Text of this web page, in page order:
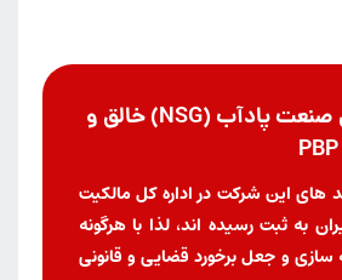
شرکت نوآوران صنعت پادآب (NSG) خالق و
های این شرکت در اداره کل مالکیت
به ثبت رسیده اند، لذا با هرگونه
سازی و جعل برخورد قضایی و قانونی